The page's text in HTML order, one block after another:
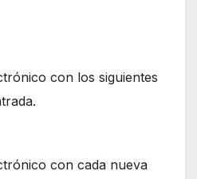
con los siguientes
con cada nueva